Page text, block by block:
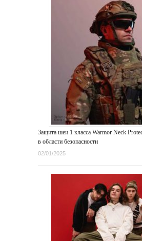
Защита шеи 1 класса Warmor Neck
в области безопасности
02/01/2025